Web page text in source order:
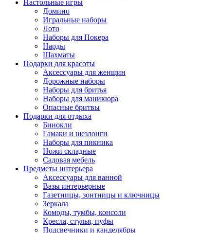
Настольные игры
Домино
Игральные наборы
Лото
Наборы для Покера
Нарды
Шахматы
Подарки для красоты
Аксессуары для женщин
Дорожные наборы
Наборы для бритья
Наборы для маникюра
Опасные бритвы
Подарки для отдыха
Бинокли
Гамаки и шезлонги
Наборы для пикника
Ножи складные
Садовая мебель
Предметы интерьера
Аксессуары для ванной
Вазы интерьерные
Газетницы, зонтницы и ключницы
Зеркала
Комоды, тумбы, консоли
Кресла, стулья, пуфы
Подсвечники и канделябры